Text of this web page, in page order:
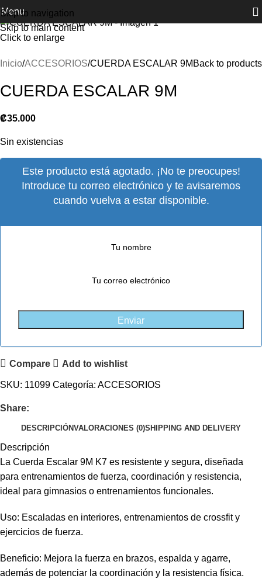
Skip to navigation
Skip to main content
Menu
Sold out
Click to enlarge
Inicio ACCESORIOS CUERDA ESCALAR 9M Back to products
CUERDA ESCALAR 9M
₡35.000
Sin existencias
Este producto está agotado. ¡No te preocupes!
Introduce tu correo electrónico y te avisaremos
cuando vuelva a estar disponible.
Enviar
Compare Add to wishlist
SKU: 11099 Categoría: ACCESORIOS
Share:
DESCRIPCIÓNVALORACIONES (0)SHIPPING AND DELIVERY
Descripción
La Cuerda Escalar 9M K7 es resistente y segura, diseñada
para entrenamientos de fuerza, coordinación y resistencia,
ideal para gimnasios o entrenamientos funcionales.
Uso: Escaladas en interiores, entrenamientos de crossfit y
ejercicios de fuerza.
Beneficio: Mejora la fuerza en brazos, espalda y agarre,
además de potenciar la coordinación y la resistencia física.